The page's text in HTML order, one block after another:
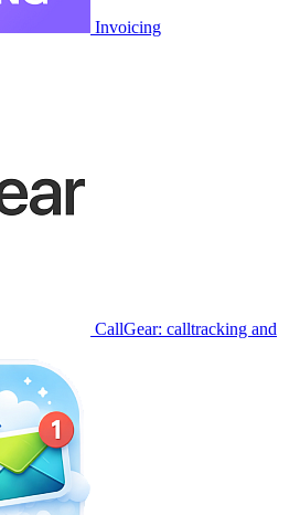
Invoicing
CallGear: calltracking and